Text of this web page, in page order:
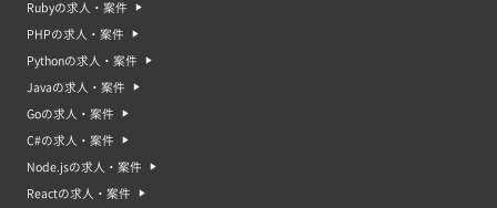
Rubyの求人・案件
PHPの求人・案件
Pythonの求人・案件
Javaの求人・案件
Goの求人・案件
C#の求人・案件
Node.jsの求人・案件
Reactの求人・案件